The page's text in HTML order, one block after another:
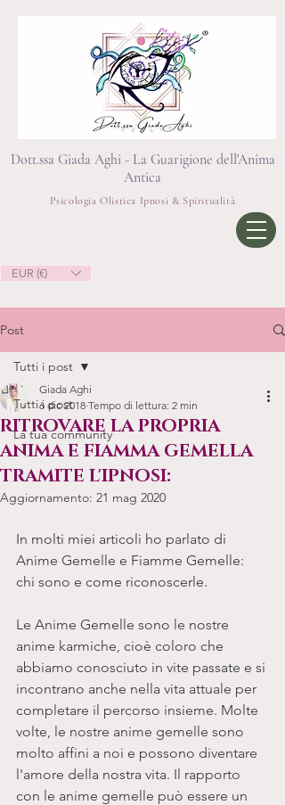
Dott.ssa Giada Aghi - La Guarigione dell'Anima
Antica
Psicologia Olistica Ipnosi & Spiritualità
EUR (€)
Post
Tutti i post
La tua community
Tutti i post
RITROVARE LA PROPRIA
ANIMA E FIAMMA GEMELLA
TRAMITE L'IPNOSI:
Giada Aghi
6 dic 2018 Tempo di lettura: 2 min
Aggiornamento: 21 mag 2020
In molti miei articoli ho parlato di
Anime Gemelle e Fiamme Gemelle:
chi sono e come riconoscerle.
Le Anime Gemelle sono le nostre
anime karmiche, cioè coloro che
abbiamo conosciuto in vite passate e si
incontrano anche nella vita attuale per
completare il percorso insieme. Molte
volte, le nostre anime gemelle sono
molto affini a noi e possono diventare
l'amore della nostra vita. Il rapporto
con le anime gemelle può essere un